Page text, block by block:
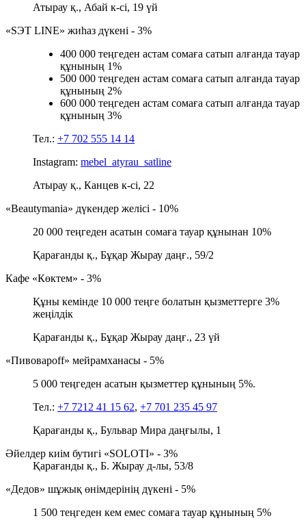
Атырау қ., Абай к-сі, 19 үй
«SЭТ LINE» жиһаз дүкені - 3%
400 000 теңгеден астам сомаға сатып алғанда тауар
құнының 1%
500 000 теңгеден астам сомаға сатып алғанда тауар
құнының 2%
600 000 теңгеден астам сомаға сатып алғанда тауар
құнының 3%
Тел.: +7 702 555 14 14
Instagram: mebel_atyrau_satline
Атырау қ., Канцев к-сі, 22
«Beautymania» дүкендер желісі - 10%
20 000 теңгеден асатын сомаға тауар құнынан 10%
Қарағанды қ., Бұқар Жырау даңғ., 59/2
Кафе «Көктем» - 3%
Құны кемінде 10 000 теңге болатын қызметтерге 3%
жеңілдік
Қарағанды қ., Бұқар Жырау даңғ., 23 үй
«Пивовароff» мейрамханасы - 5%
5 000 теңгеден асатын қызметтер құнының 5%.
Тел.: +7 7212 41 15 62, +7 701 235 45 97
Қарағанды қ., Бульвар Мира даңғылы, 1
Әйелдер киім бутигі «SOLOTI» - 3%
Қарағанды қ., Б. Жырау д-лы, 53/8
«Дедов» шұжық өнімдерінің дүкені - 5%
1 500 теңгеден кем емес сомаға тауар құнының 5%